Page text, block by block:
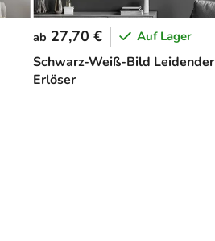
Schwarz-Weiß-Bild Leidender
Erlöser
ab 27,70 € Auf Lager